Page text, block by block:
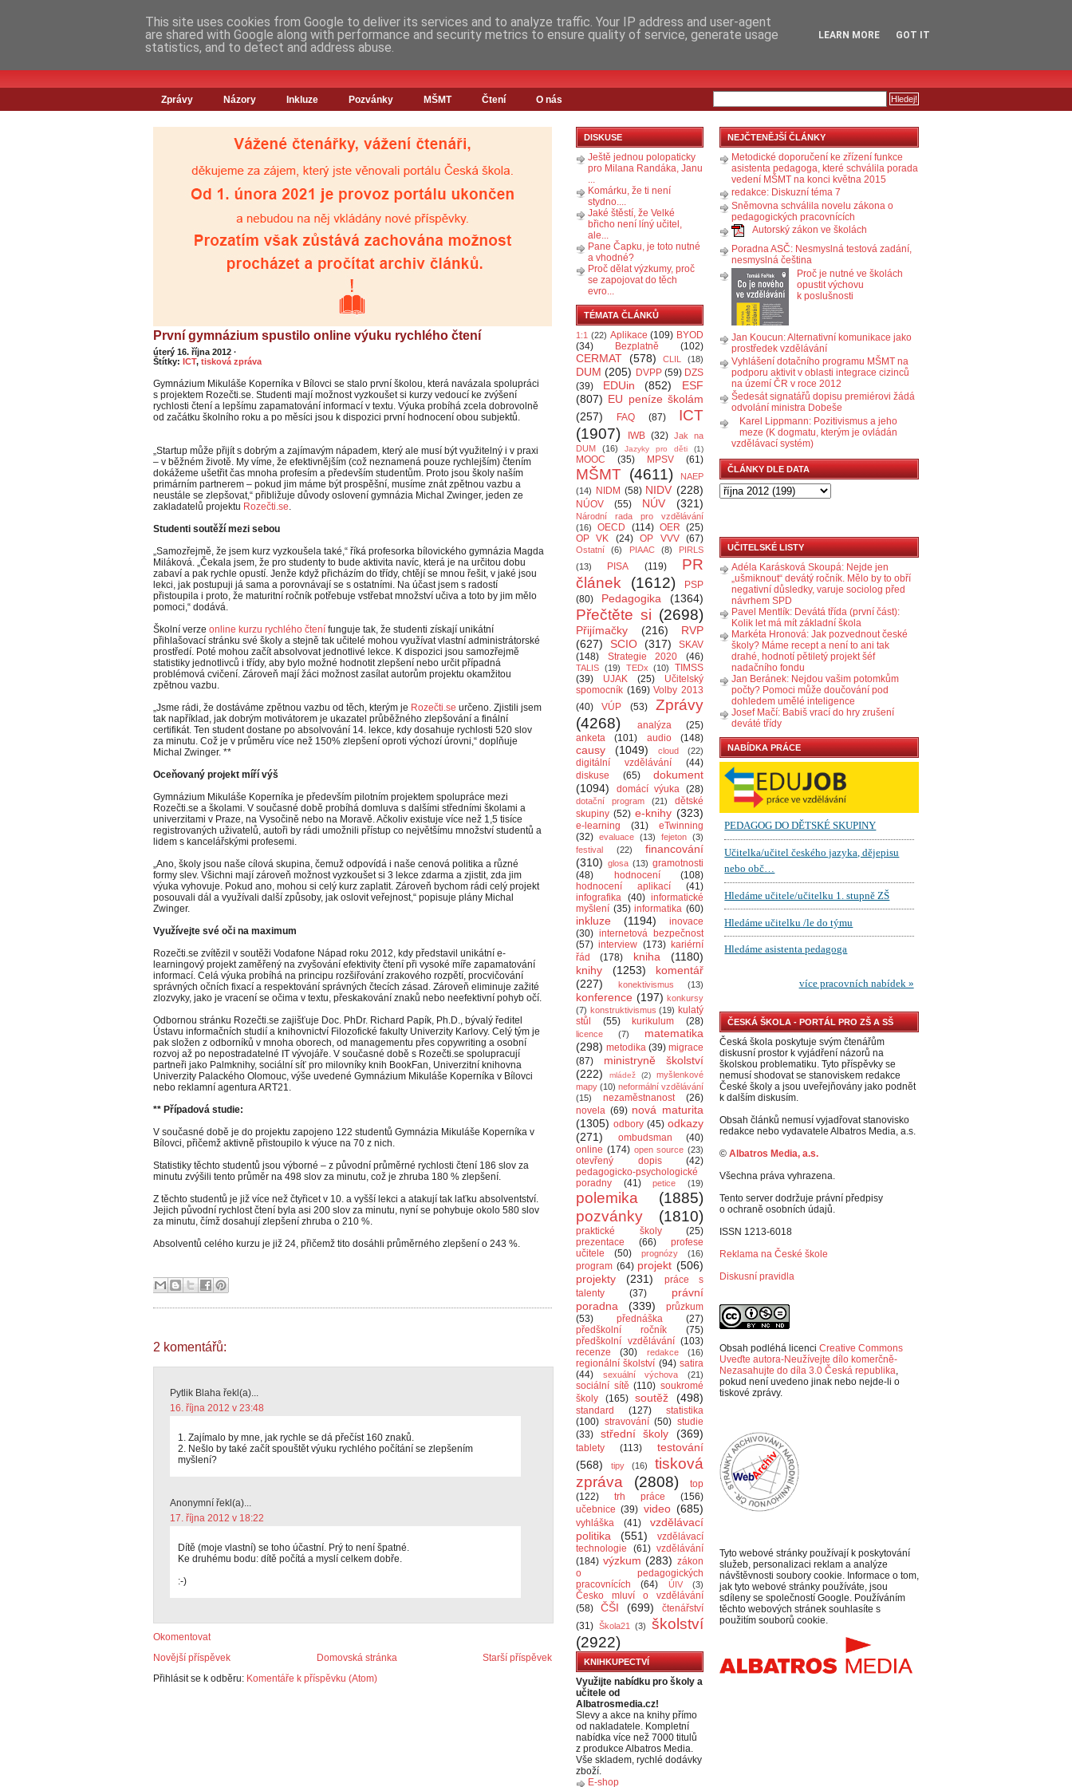
Zprávy Názory Inkluze Pozvánky MŠMT Čtení O nás
První gymnázium spustilo online výuku rychlého čtení
úterý 16. října 2012 ·
Štítky: ICT, tisková zpráva
Gymnázium Mikuláše Koperníka v Bílovci se stalo první školou, která navázala spolupráci
s projektem Rozečti.se. Studenti mají možnost vyzkoušet si kurzy vedoucí ke zvýšení
rychlosti čtení a lepšímu zapamatování informací v textu. Výuka probíhá zcela dobrovolně
od začátku školního roku a po měsíci jsou k dispozici první hodnocení obou subjektů.
„Startup může přijít s dobrým a zajímavým nápadem, který ale musí být využitelný i v praxi
– v běžném životě. My víme, že efektivnějším (což neznamená pouze rychlejším) čtením
dokážeme ušetřit čas mnoha profesím a především studentům. Proto jsou školy naším
primárním partnerem – pokud jim máme být prospěšní, musíme znát zpětnou vazbu a
neustále se zlepšovat,“ přibližuje důvody oslovení gymnázia Michal Zwinger, jeden ze
zakladatelů projektu Rozečti.se.
Studenti soutěží mezi sebou
„Samozřejmě, že jsem kurz vyzkoušela také,“ říká profesorka bílovického gymnázia Magda
Miláková. „Čekala jsem, že pro studenty to bude aktivita navíc, která je na určitou dobu
zabaví a pak rychle opustí. Jenže když přicházím do třídy, chtějí se mnou řešit, v jaké jsou
lekci, jak postupuji já sama a porovnávají se s ostatními. Na účast jsem s radostí
přistoupila i proto, že maturitní ročník potřebuje vstřebat množství učiva a toto by jim mělo
pomoci,“ dodává.
Školní verze online kurzu rychlého čtení funguje tak, že studenti získají unikátní
přihlašovací stránku své školy a stejně tak učitelé mohou využívat vlastní administrátorské
prostředí. Poté mohou začít absolvovat jednotlivé lekce. K dispozici jsou samozřejmě
statistiky jednotlivců i třídy, aby bylo možné hodnotit zlepšení nebo určit případná
problémová cvičení. Zároveň mají žáci možnost zasílat autorům projektu okamžitou
zpětnou vazbu.
„Jsme rádi, že dostáváme zpětnou vazbu od těch, kterým je Rozečti.se určeno. Zjistili jsem
tak například, jak dobrým motivátorem je ukazatel průběžného zlepšování a finální
certifikát. Ten student dostane po absolvování 14. lekce, kdy dosahuje rychlosti 520 slov
za minutu. Což je v průměru více než 150% zlepšení oproti výchozí úrovni,“ doplňuje
Michal Zwinger. **
Oceňovaný projekt míří výš
Gymnázium Mikuláše Koperníka je především pilotním projektem spolupráce mezi
Rozečti.se a školami. V současné době probíhá domluva s dalšími středními školami a
univerzitami v Praze, na Vysočině nebo na Moravě. Ačkoliv existuje více než 1,5 tisíce
registrovaných uživatelů, autoři by rádi umožnili přístup co největšímu množství studentů a
lidem s kancelářskými profesemi.
„Ano, školy jsou naše cílová skupina, čemuž odpovídá i naše cenová politika a různé
formy slev. Všichni mají zároveň možnost vyzkoušet si 3 lekce zdarma a zjistit, zda jim
výuka vyhovuje. Pokud ano, mohou si celý kurz zaplatit. Zároveň bychom rádi celý projekt
posouvali dál a využívali další způsoby, jak oslovit veřejnost,“ popisuje plány Michal
Zwinger.
Využívejte své oči na maximum
Rozečti.se zvítězil v soutěži Vodafone Nápad roku 2012, kdy představil unikátní e-
learningový projekt zaměřený na zvyšování efektivity čtení při vysoké míře zapamatování
informací. Celá výuka probíhá na principu rozšiřování zrakového rozpětí, procvičování
správných očních fixací a respektování správných čtecích zásad. Zároveň eliminuje zažité
zlozvyky, jako je vracení se očima v textu, přeskakování znaků nebo neefektivní pohyb očí.
Odbornou stránku Rozečti.se zajišťuje Doc. PhDr. Richard Papík, Ph.D., bývalý ředitel
Ústavu informačních studií a knihovnictví Filozofické fakulty Univerzity Karlovy. Celý tým je
pak složen z odborníků v mnoha oborech, od managementu přes copywriting a osobní
rozvoj až po nepostradatelné IT vývojáře. V současné době s Rozečti.se spolupracují
partneři jako Palmknihy, sociální síť pro milovníky knih BookFan, Univerzitní knihovna
Univerzity Palackého Olomouc, výše uvedené Gymnázium Mikuláše Koperníka v Bílovci
nebo reklamní agentura ART21.
** Případová studie:
V současné době je do projektu zapojeno 122 studentů Gymnázia Mikuláše Koperníka v
Bílovci, přičemž aktivně přistoupilo k výuce na 70 z nich.
Statistiky těchto studentů jsou výborné – z původní průměrné rychlosti čtení 186 slov za
minutu zvýšili tento průměr na 498 slov za minutu, což je zhruba 180 % zlepšení.
Z těchto studentů je již více než čtyřicet v 10. a vyšší lekci a atakují tak laťku absolventství.
Jejich původní rychlost čtení byla asi 200 slov za minutu, nyní se pohybuje okolo 580 slov
za minutu, čímž dosahují zlepšení zhruba o 210 %.
Absolventů celého kurzu je již 24, přičemž tito dosáhli průměrného zlepšení o 243 %.
2 komentářů:
Pytlik Blaha řekl(a)...
16. října 2012 v 23:48
1. Zajímalo by mne, jak rychle se dá přečíst 160 znaků.
2. Nešlo by také začít spouštět výuku rychlého počítání se zlepšením
myšlení?
Anonymní řekl(a)...
17. října 2012 v 18:22
Dítě (moje vlastní) se toho účastní. Prý to není špatné.
Ke druhému bodu: dítě počítá a myslí celkem dobře.
:-)
Okomentovat
Novější příspěvek
Starší příspěvek
Domovská stránka
Přihlásit se k odběru: Komentáře k příspěvku (Atom)
DISKUSE
Ještě jednou polopaticky
pro Milana Randáka, Janu
...
Komárku, že ti není
stydno....
Jaké štěstí, že Velké
břicho není líný učitel,
ale...
Pane Čapku, je toto nutné
a vhodné?
Proč dělat výzkumy, proč
se zapojovat do těch
evro...
TÉMATA ČLÁNKŮ
1:1 (22) Aplikace (109) BYOD
(34)
Bezplatně (102)
CERMAT (578) CLIL (18)
DUM (205) DVPP (59) DZS
(39)
EDUin (852)
ESF
(807) EU peníze školám
(257)
FAQ (87)
ICT
(1907)
IWB (32) Jak na
DUM
(16) Jazyky pro děti (1)
MOOC (35) MPSV (61)
MŠMT (4611)
NAEP
(14)
NIDM (58) NIDV (228)
NÚOV (55) NÚV (321)
Národní rada pro vzdělávání
(16)
OECD (114) OER (25)
OP VK
(24) OP VVV (67)
Ostatní (6) PIAAC (8)
PIRLS
(13)
PISA (119)
PR
článek
(1612)
PSP
(80)
Pedagogika (1364)
Přečtěte si (2698)
Přijímačky (216)
RVP
(627)
SCIO (317)
SKAV
(148)
Strategie 2020 (46)
TALIS (19) TEDx (10)
TIMSS
(39)
UJAK (25)
Učitelský
spomocník (169) Volby 2013
(40)
VÚP (53)
Zprávy
(4268)
analýza
(25)
anketa
(101) audio (148)
causy (1049) cloud (22)
digitální vzdělávání
(44)
diskuse
(65)
dokument
(1094)
domácí výuka (28)
dotační program (21)
dětské
skupiny (52) e-knihy (323)
e-learning (31)
eTwinning
(32) evaluace (13) fejeton (3)
festival
(22)
financování
(310) glosa (13) gramotnosti
(48)
hodnocení
(108)
hodnocení aplikací
(41)
infografika (40) informatické
myšlení (35) informatika (60)
inkluze (1194)
inovace
(30) internetová bezpečnost
(57) interview (173) kariérní
řád
(178) kniha
(1180)
knihy
(1253)
komentář
(227)
konektivismus (13)
konference (197) konkursy
(7) konstruktivismus (19) kulatý
stůl
(55) kurikulum (28)
licence (7)
matematika
(298) metodika (39) migrace
(87)
ministryně školství
(222)
mládež (2)
myšlenkové
mapy (10) neformální vzdělávání
(15)
nezaměstnanost
(26)
novela (69) nová maturita
(1305) odbory (45) odkazy
(271)
ombudsman
(40)
online (174) open source (23)
otevřený dopis
(42)
pedagogicko-psychologické
poradny
(41) petice (19)
polemika
(1885)
pozvánky
(1810)
praktické školy
(25)
prezentace
(66)
profese
učitele
(50) prognózy (16)
program (64) projekt (506)
projekty
(231)
práce s
talenty
(37)
právní
poradna
(339)
průzkum
(53)
přednáška
(27)
předškolní ročník
(75)
předškolní vzdělávání (103)
recenze
(30) redakce (16)
regionální školství (94) satira
(44)
sexuální výchova (21)
sociální sítě (110) soukromé
školy
(165) soutěž (498)
standard (127)
statistika
(100) stravování (50) studie
(33)
střední školy (369)
tablety (113)
testování
(568)
tipy (16)
tisková
zpráva
(2808)
top
(122)
trh práce
(156)
učebnice (39) video (685)
vyhláška (41)
vzdělávací
politika
(551)
vzdělávací
technologie
(61) vzdělávání
(184) výzkum (283) zákon
o pedagogických
pracovnících
(64) ÚIV (3)
Česko mluví o vzdělávání
(58)
ČŠI (699)
čtenářství
(31) Škola21 (3)
školství
(2922)
KNIHKUPECTVÍ
Využijte nabídku pro školy a
učitele od
Albatrosmedia.cz!
Slevy a akce na knihy přímo
od nakladatele. Kompletní
nabídka více než 7000 titulů
z produkce Albatros Media.
Vše skladem, rychlé dodávky
zboží.
E-shop
NEJČTENĚJŠÍ ČLÁNKY
Metodické doporučení ke zřízení funkce
asistenta pedagoga, které schválila porada
vedení MŠMT na konci května 2015
redakce: Diskuzní téma 7
Sněmovna schválila novelu zákona o
pedagogických pracovnících
Autorský zákon ve školách
Poradna ASČ: Nesmyslná testová zadání,
nesmyslná čeština
Proč je nutné ve školách
opustit výchovu
k poslušnosti
Jan Koucun: Alternativní komunikace jako
prostředek vzdělávání
Vyhlášení dotačního programu MŠMT na
podporu aktivit v oblasti integrace cizinců
na území ČR v roce 2012
Šedesát signatářů dopisu premiérovi žádá
odvolání ministra Dobeše
Karel Lippmann: Pozitivismus a jeho
meze (K dogmatu, kterým je ovládán
vzdělávací systém)
ČLÁNKY DLE DATA
UČITELSKÉ LISTY
Adéla Karásková Skoupá: Nejde jen
„ušmiknout“ devátý ročník. Mělo by to obří
negativní důsledky, varuje sociolog před
návrhem SPD
Pavel Mentlík: Devátá třída (první část):
Kolik let má mít základní škola
Markéta Hronová: Jak pozvednout české
školy? Máme recept a není to ani tak
drahé, hodnotí pětiletý projekt šéf
nadačního fondu
Jan Beránek: Nejdou vašim potomkům
počty? Pomoci může doučování pod
dohledem umělé inteligence
Josef Mačí: Babiš vrací do hry zrušení
deváté třídy
NABÍDKA PRÁCE
ČESKÁ ŠKOLA - PORTÁL PRO ZŠ A SŠ
Česká škola poskytuje svým čtenářům
diskusní prostor k vyjádření názorů na
školskou problematiku. Tyto příspěvky se
nemusí shodovat se stanoviskem redakce
České školy a jsou uveřejňovány jako podnět
k dalším diskusím.
Obsah článků nemusí vyjadřovat stanovisko
redakce nebo vydavatele Albatros Media, a.s.
© Albatros Media, a.s.
Všechna práva vyhrazena.
Tento server dodržuje právní předpisy
o ochraně osobních údajů.
ISSN 1213-6018
Reklama na České škole
Diskusní pravidla
Obsah podléhá licenci Creative Commons
Uveďte autora-Neužívejte dílo komerčně-
Nezasahujte do díla 3.0 Česká republika,
pokud není uvedeno jinak nebo nejde-li o
tiskové zprávy.
Tyto webové stránky používají k poskytování
služeb, personalizaci reklam a analýze
návštěvnosti soubory cookie. Informace o tom,
jak tyto webové stránky používáte, jsou
sdíleny se společností Google. Používáním
těchto webových stránek souhlasíte s
použitím souborů cookie.
This site uses cookies from Google to deliver its services and to analyze traffic. Your IP address and user-agent
are shared with Google along with performance and security metrics to ensure quality of service, generate usage
statistics, and to detect and address abuse.
LEARN MORE GOT IT